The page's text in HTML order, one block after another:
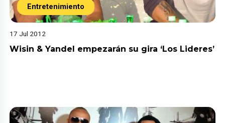
Entretenimiento
17 Jul 2012
Wisin & Yandel empezarán su gira ‘Los Lideres’